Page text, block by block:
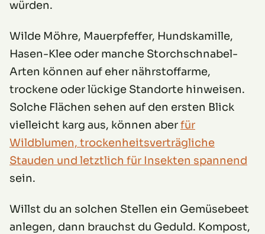
würden.
Wilde Möhre, Mauerpfeffer, Hundskamille,
Hasen-Klee oder manche Storchschnabel-
Arten können auf eher nährstoffarme,
trockene oder lückige Standorte hinweisen.
Solche Flächen sehen auf den ersten Blick
vielleicht karg aus, können aberfür
Wildblumen, trockenheitsverträgliche
Stauden und letztlich für Insekten spannend
sein.
Willst du an solchen Stellen ein Gemüsebeet
anlegen, dann brauchst du Geduld. Kompost,